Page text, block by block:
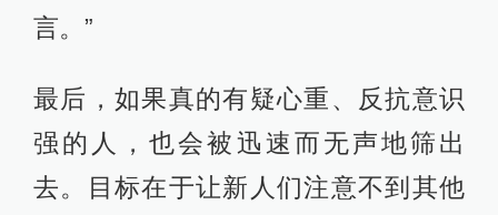
言。”
最后，如果真的有疑心重、反抗意识
强的人，也会被迅速而无声地筛出
去。目标在于让新人们注意不到其他